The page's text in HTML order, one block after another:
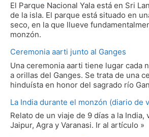
El Parque Nacional Yala está en Sri
de la isla. El parque está situado en
seco, en la que llueve
monzón.
Ceremonia aarti junto al Ganges
Una ceremonia aarti tiene lugar cada
a orillas del Ganges. Se trata de una
hinduísta en honor del sagrado río
La India durante el monzón (diario de
Relato de un viaje de 9 días a la India,
Jaipur, Agra y Varanasi. Ir al artículo »